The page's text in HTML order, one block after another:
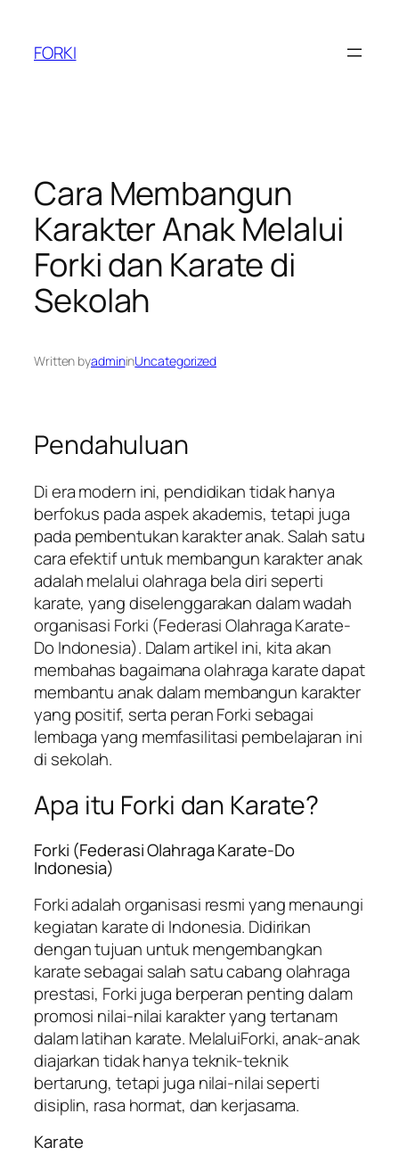
content
FORKI
Cara Membangun
Karakter Anak Melalui
Forki dan Karate di
Sekolah
Written byadmininUncategorized
Pendahuluan
Di era modern ini, pendidikan tidak hanya
berfokus pada aspek akademis, tetapi juga
pada pembentukan karakter anak. Salah satu
cara efektif untuk membangun karakter anak
adalah melalui olahraga bela diri seperti
karate, yang diselenggarakan dalam wadah
organisasi Forki (Federasi Olahraga Karate-
Do Indonesia). Dalam artikel ini, kita akan
membahas bagaimana olahraga karate dapat
membantu anak dalam membangun karakter
yang positif, serta peran Forki sebagai
lembaga yang memfasilitasi pembelajaran ini
di sekolah.
Apa itu Forki dan Karate?
Forki (Federasi Olahraga Karate-Do
Indonesia)
Forki adalah organisasi resmi yang menaungi
kegiatan karate di Indonesia. Didirikan
dengan tujuan untuk mengembangkan
karate sebagai salah satu cabang olahraga
prestasi, Forki juga berperan penting dalam
promosi nilai-nilai karakter yang tertanam
dalam latihan karate. MelaluiForki, anak-anak
diajarkan tidak hanya teknik-teknik
bertarung, tetapi juga nilai-nilai seperti
disiplin, rasa hormat, dan kerjasama.
Karate